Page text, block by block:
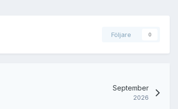
Följare 0
September
2026